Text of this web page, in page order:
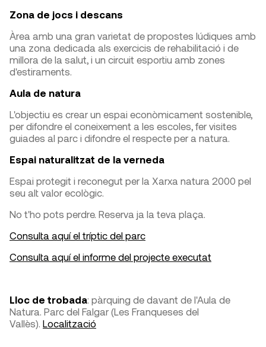
Zona de jocs i descans
Àrea amb una gran varietat de propostes lúdiques amb
una zona dedicada als exercicis de rehabilitació i de
millora de la salut, i un circuit esportiu amb zones
d'estiraments.
Aula de natura
L'objectiu es crear un espai econòmicament sostenible,
per difondre el coneixement a les escoles, fer visites
guiades al parc i difondre el respecte per a natura.
Espai naturalitzat de la verneda
Espai protegit i reconegut per la Xarxa natura 2000 pel
seu alt valor ecològic.
No t'ho pots perdre. Reserva ja la teva plaça.
Consulta aquí el tríptic del parc
Consulta aquí el informe del projecte executat
Lloc de trobada: pàrquing de davant de l'Aula de
Natura. Parc del Falgar (Les Franqueses del
Vallès). Localització